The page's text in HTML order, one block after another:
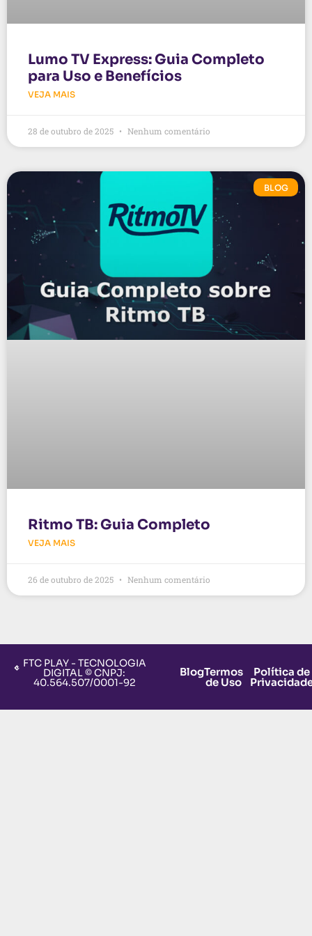
Lumo TV Express: Guia Completo
para Uso e Benefícios
VEJA MAIS
28 de outubro de 2025 Nenhum comentário
BLOG
Ritmo TB: Guia Completo
VEJA MAIS
26 de outubro de 2025 Nenhum comentário
FTC PLAY - TECNOLOGIA
DIGITAL © CNPJ:
40.564.507/0001-92
Política de
Termos
de Uso
Blog